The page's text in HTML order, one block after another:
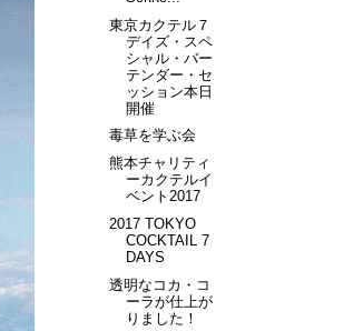
東京カクテル７
デイズ・スペ
シャル・バー
テンダー・セ
ッション本日
開催
毒草を学ぶ会
熊本チャリティ
ーカクテルイ
ベント2017
2017 TOKYO
COCKTAIL 7
DAYS
透明なコカ・コ
ーラが仕上が
りました！